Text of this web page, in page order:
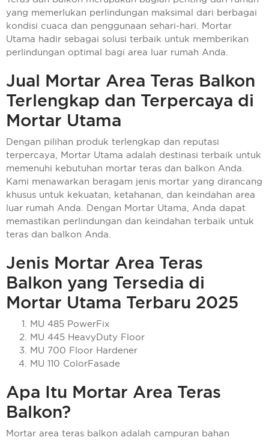
yang memerlukan perlindungan maksimal dari berbagai
kondisi cuaca dan penggunaan sehari-hari. Mortar
Utama hadir sebagai solusi terbaik untuk memberikan
perlindungan optimal bagi area luar rumah Anda.
Jual Mortar Area Teras Balkon
Terlengkap dan Terpercaya di
Mortar Utama
Dengan pilihan produk terlengkap dan reputasi
terpercaya, Mortar Utama adalah destinasi terbaik untuk
memenuhi kebutuhan mortar teras dan balkon Anda.
Kami menawarkan beragam jenis mortar yang dirancang
khusus untuk kekuatan, ketahanan, dan keindahan area
luar rumah Anda. Dengan Mortar Utama, Anda dapat
memastikan perlindungan dan keindahan terbaik untuk
teras dan balkon Anda.
Jenis Mortar Area Teras
Balkon yang Tersedia di
Mortar Utama Terbaru 2025
MU 485 PowerFix
MU 445 HeavyDuty Floor
MU 700 Floor Hardener
MU 110 ColorFasade
Apa Itu Mortar Area Teras
Balkon?
Mortar area teras balkon adalah campuran bahan